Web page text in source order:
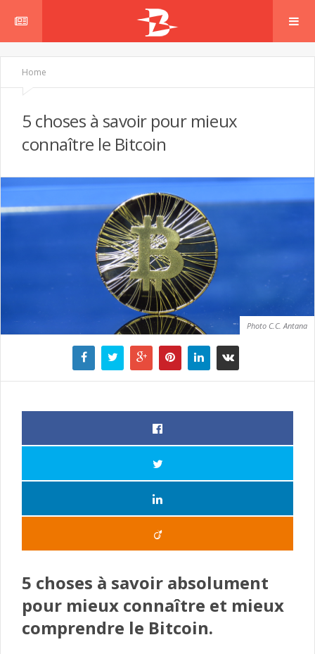
Home
5 choses à savoir pour mieux
connaître le Bitcoin
Photo C.C. Antana
5 choses à savoir absolument
pour mieux connaître et mieux
comprendre le Bitcoin.